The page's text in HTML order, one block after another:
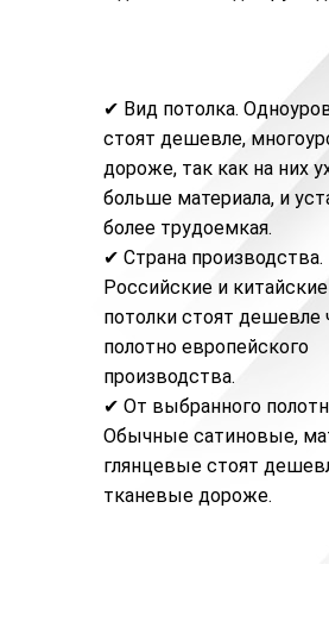
✔ Вид потолка.
стоят дешевле,
дороже, так как на них
больше материала, и
более трудоемкая.
✔ Страна производства.
Российские и
потолки стоят дешевле
полотно европейского
производства.
✔ От выбранного
Обычные сатиновые,
глянцевые стоят
тканевые дороже.